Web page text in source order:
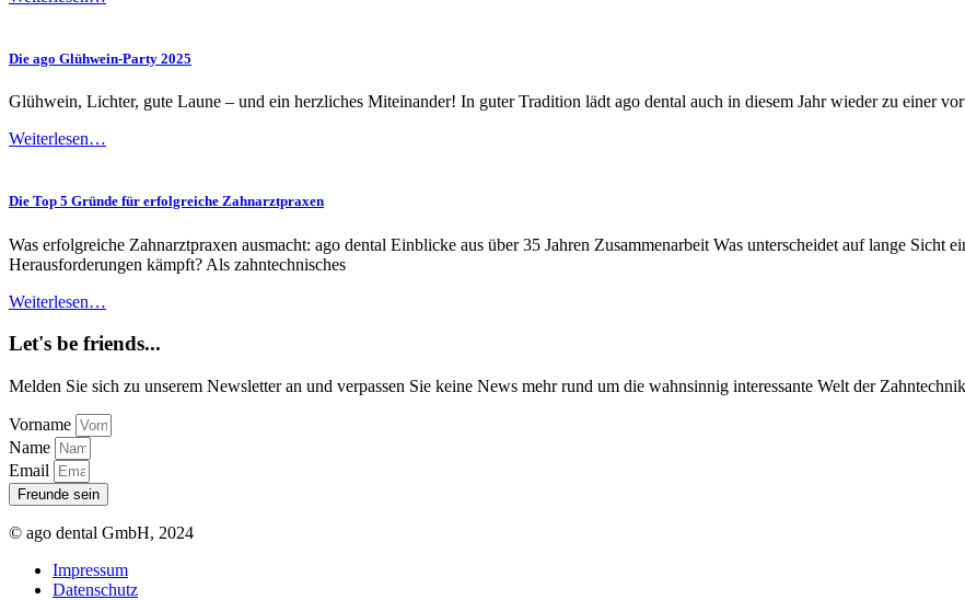
Die ago Glühwein-Party 2025
Glühwein, Lichter, gute Laune – und ein herzliches Miteinander! In guter Tradition lädt ago dental auch in diesem Jahr wieder zu einer
Weiterlesen…
Die Top 5 Gründe für erfolgreiche Zahnarztpraxen
Was erfolgreiche Zahnarztpraxen ausmacht: ago dental Einblicke aus über 35 Jahren Zusammenarbeit Was unterscheidet auf lange Sicht
Herausforderungen kämpft? Als zahntechnisches
Weiterlesen…
Let's be friends...
Melden Sie sich zu unserem Newsletter an und verpassen Sie keine News mehr rund um die wahnsinnig interessante Welt der Zahntechnik
Vorname
Name
Email
Freunde sein
© ago dental GmbH, 2024
Impressum
Datenschutz